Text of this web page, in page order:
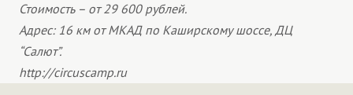
Стоимость – от 29 600 рублей.
Адрес: 16 км от МКАД по Каширскому шоссе, ДЦ
“Салют”.
http://circuscamp.ru